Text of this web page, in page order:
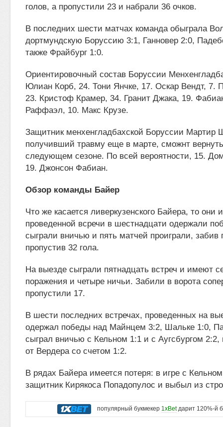
голов, а пропустили 23 и набрали 36 очков.
В последних шести матчах команда обыграла
дортмундскую Боруссию 3:1, Ганновер 2:0,
также Фрайбург 1:0.
Ориентировочный состав Боруссии
Юлиан Корб, 24. Тони Янчке, 17. Оскар Вендт, 7.
23. Кристоф Крамер, 34. Гранит Джака, 19.
Раффаэл, 10. Макс Крузе.
Защитник менхенгладбахской Боруссии Мартир
получивший травму еще в марте, сможнт
следующем сезоне. По всей вероятности, 15.
19. Джонсон Фабиан.
Обзор команды Байер
Что же касается ливеркузенского Байера, то они
проведенной всречи в шестнадцати одержали
сыграли вничью и пять матчей проиграли, забив
пропустив 32 гола.
На выезде сыграли пятнадцать встреч и имеют
поражения и четыре ничьи. Забили в ворота
пропустили 17.
В шести последних встречах, проведенных на
одержал победы над Майнцем 3:2, Шальке 1:0,
сыграл вничью с Кельном 1:1 и с Аугсбургом 2:2,
от Вердера со счетом 1:2.
В рядах Байера имеется потеря: в игре с
защитник Кирякоса Попадопулос и выбыл из
популярный букмекер 1xBetдарит 120%-й